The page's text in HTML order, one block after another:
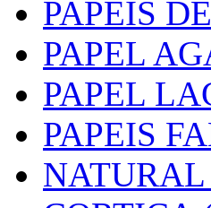
PAPEIS
PAPEL
PAPEL
PAPEIS